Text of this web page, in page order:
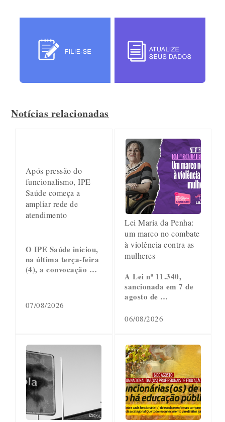
Notícias relacionadas
Após pressão do
funcionalismo, IPE
Saúde começa a
ampliar rede de
atendimento
O IPE Saúde iniciou,
na última terça-feira
(4), a convocação …
07/08/2026
Lei Maria da Penha:
um marco no combate
à violência contra as
mulheres
A Lei nº 11.340,
sancionada em 7 de
agosto de …
06/08/2026